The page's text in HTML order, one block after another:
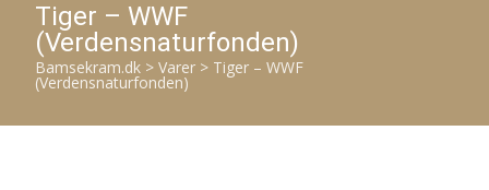
Tiger – WWF
(Verdensnaturfonden)
Bamsekram.dk > Varer > Tiger – WWF
(Verdensnaturfonden)